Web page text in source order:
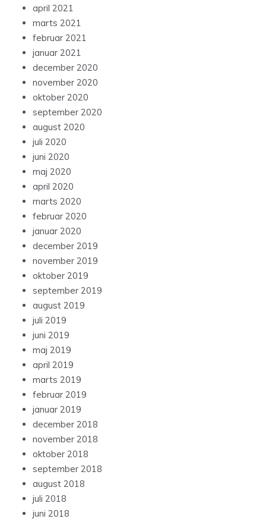
april 2021
marts 2021
februar 2021
januar 2021
december 2020
november 2020
oktober 2020
september 2020
august 2020
juli 2020
juni 2020
maj 2020
april 2020
marts 2020
februar 2020
januar 2020
december 2019
november 2019
oktober 2019
september 2019
august 2019
juli 2019
juni 2019
maj 2019
april 2019
marts 2019
februar 2019
januar 2019
december 2018
november 2018
oktober 2018
september 2018
august 2018
juli 2018
juni 2018